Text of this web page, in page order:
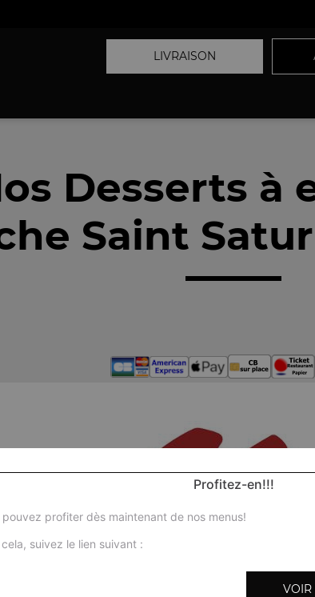
LIVRAISON
Desserts à
Saint
Profitez-en!!!
pouvez profiter dès maintenant de nos menus!
cela, suivez le lien suivant :
VOIR